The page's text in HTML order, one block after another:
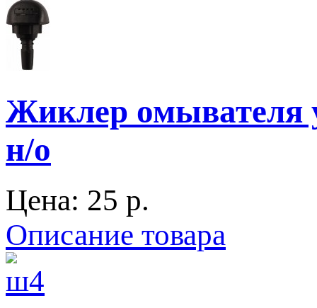
Жиклер омывателя
н/о
Цена: 25 p.
Описание товара